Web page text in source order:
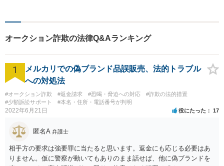
ります。まずはご相談へお越
しください【完全個室対応】
オークション詐欺の法律Q&Aランキング
1
メルカリでの偽ブランド品誤販売、法的トラブル
への対処法
#オークション詐欺 #返金請求 #恐喝・脅迫への対応
#詐欺の法的措置
#少額訴訟サポート
#本名・住所・電話番号が判明
2022年6月21日 役にたった 17
匿名A 弁護士
相手方の要求は強要罪に当たると思います。返金にも応じる必要はあ
りません。仮に警察が動いてもありのまま話せば、他に偽ブランドを